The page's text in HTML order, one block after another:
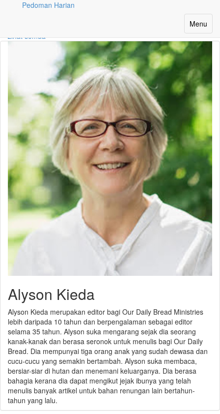
Pedoman Harian
Toggle
Menu
Lihat semua
Alyson Kieda
Alyson Kieda merupakan editor bagi Our Daily Bread Ministries
lebih daripada 10 tahun dan berpengalaman sebagai editor
selama 35 tahun. Alyson suka mengarang sejak dia seorang
kanak-kanak dan berasa seronok untuk menulis bagi Our Daily
Bread. Dia mempunyai tiga orang anak yang sudah dewasa dan
cucu-cucu yang semakin bertambah. Alyson suka membaca,
bersiar-siar di hutan dan menemani keluarganya. Dia berasa
bahagia kerana dia dapat mengikut jejak ibunya yang telah
menulis banyak artikel untuk bahan renungan lain bertahun-
tahun yang lalu.